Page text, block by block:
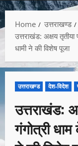
Home
उत्तराखण्ड
उत्तराखंड: अक्षय
धामी ने की विशेष पूजा
उत्तराखण्ड देश-विदेश
उत्तराखंड:
गंगोत्री